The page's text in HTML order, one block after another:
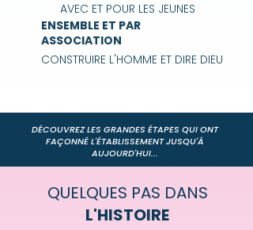
AVEC ET POUR LES JEUNES
ENSEMBLE ET PAR
ASSOCIATION
CONSTRUIRE L'HOMME ET DIRE DIEU
DÉCOUVREZ LES GRANDES ÉTAPES QUI ONT
FAÇONNÉ L'ÉTABLISSEMENT JUSQU'À
AUJOURD'HUI...
QUELQUES PAS DANS
L'HISTOIRE